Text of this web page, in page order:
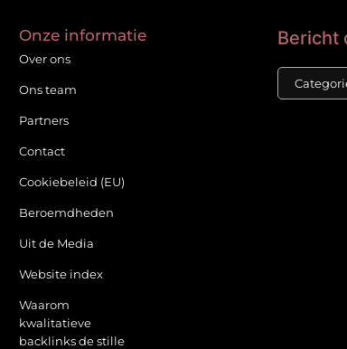
Onze informatie
Over ons
Ons team
Partners
Contact
Cookiebeleid (EU)
Beroemdheden
Uit de Media
Website index
Waarom
kwalitatieve
backlinks de stille
Bericht